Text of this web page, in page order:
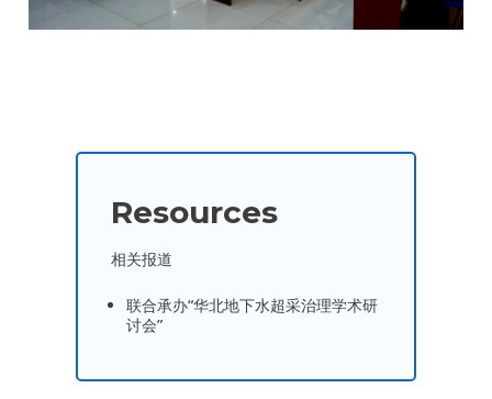
Resources
相关报道
联合承办“华北地下水超采治理学术研
讨会”